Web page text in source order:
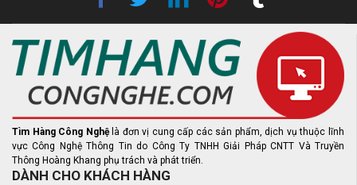
Tìm Hàng Công Nghệ là đơn vị cung cấp các sản phẩm, dịch vụ thuộc lĩnh
vực Công Nghệ Thông Tin do Công Ty TNHH Giải Pháp CNTT Và Truyền
Thông Hoàng Khang phụ trách và phát triển.
DÀNH CHO KHÁCH HÀNG